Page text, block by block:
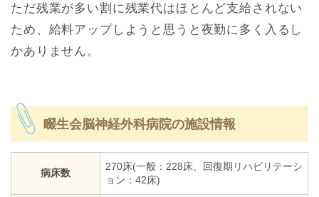
ただ残業が多い割に残業代はほとんど支給されない
ため、給料アップしようと思うと夜勤に多く入るし
かありません。
畷生会脳神経外科病院の施設情報
病床数
270床(一般：228床、回復期リハビリテーシ
ョン：42床)